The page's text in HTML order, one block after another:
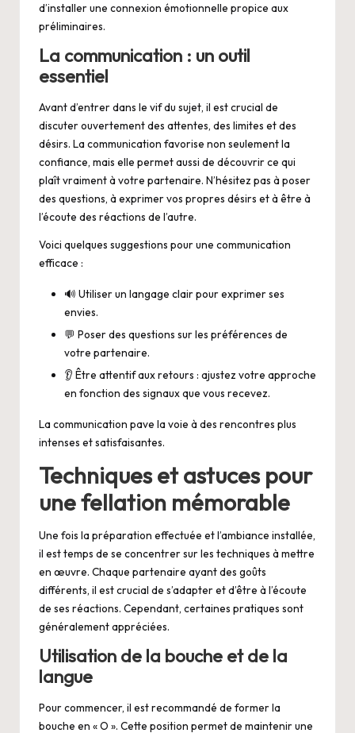
d’installer une connexion émotionnelle propice aux
préliminaires.
La communication : un outil
essentiel
Avant d’entrer dans le vif du sujet, il est crucial de
discuter ouvertement des attentes, des limites et des
désirs. La communication favorise non seulement la
confiance, mais elle permet aussi de découvrir ce qui
plaît vraiment à votre partenaire. N’hésitez pas à poser
des questions, à exprimer vos propres désirs et à être à
l’écoute des réactions de l’autre.
Voici quelques suggestions pour une communication
efficace :
🔊 Utiliser un langage clair pour exprimer ses
envies.
💬 Poser des questions sur les préférences de
votre partenaire.
👂 Être attentif aux retours : ajustez votre approche
en fonction des signaux que vous recevez.
La communication pave la voie à des rencontres plus
intenses et satisfaisantes.
Techniques et astuces pour
une fellation mémorable
Une fois la préparation effectuée et l’ambiance installée,
il est temps de se concentrer sur les techniques à mettre
en œuvre. Chaque partenaire ayant des goûts
différents, il est crucial de s’adapter et d’être à l’écoute
de ses réactions. Cependant, certaines pratiques sont
généralement appréciées.
Utilisation de la bouche et de la
langue
Pour commencer, il est recommandé de former la
bouche en « O ». Cette position permet de maintenir une